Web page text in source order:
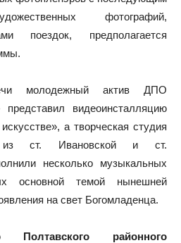
фотографий,
поездок, предполагается
молодежный актив ДПО
представил видеоинсталляцию
а творческая студия
ст. Ивановской и ст.
несколько музыкальных
основной темой нынешней
на свет Богомладенца.
Полтавского районного